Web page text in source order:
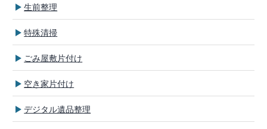
生前整理
特殊清掃
ごみ屋敷片付け
空き家片付け
デジタル遺品整理